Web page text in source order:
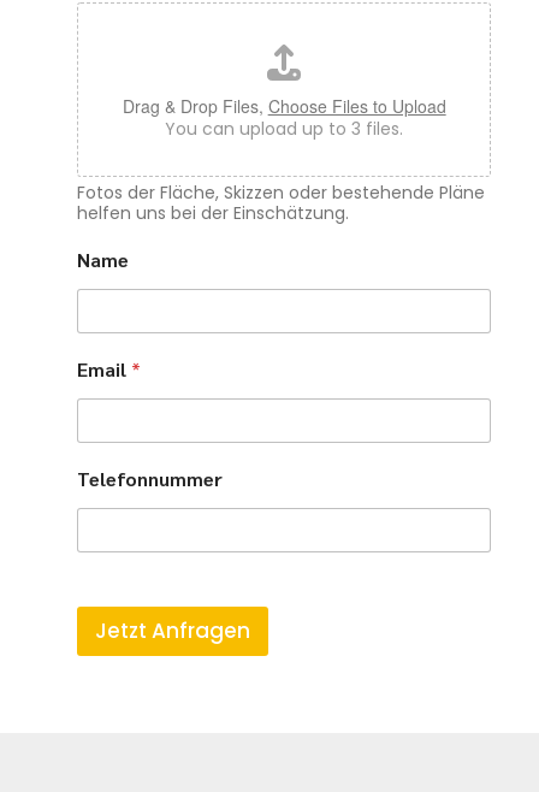
Drag & Drop Files, Choose Files to Upload
You can upload up to 3 files.
Fotos der Fläche, Skizzen oder bestehende Pläne
helfen uns bei der Einschätzung.
Name
Email *
Telefonnummer
e
e
Jetzt Anfragen